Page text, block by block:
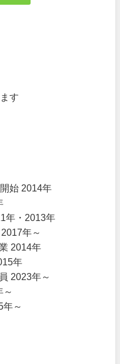
す
始 2014年
年・2013年
年～
2014年
年
2023年～
～
年～